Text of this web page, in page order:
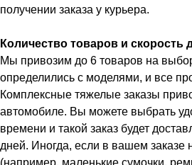
получении заказа у курьера.
Количество товаров и скорость
Мы привозим до 6 товаров на
определились с моделями, и все
Комплексные тяжелые заказы
автомобиле. Вы можете выбрать
времени и такой заказ будет
дней. Иногда, если в вашем